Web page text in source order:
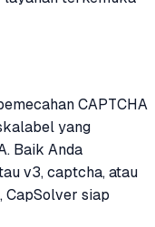
CAPTCHA
yang
Baik Anda
v3, captcha, atau
CapSolver siap